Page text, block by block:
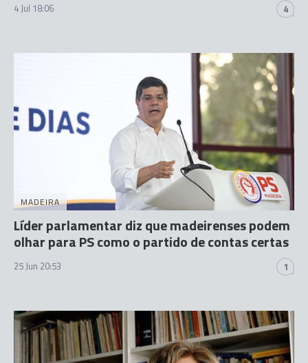
4 Jul 18:06 4
MADEIRA
Líder parlamentar diz que madeirenses podem
olhar para PS como o partido de contas certas
25 Jun 20:53 1